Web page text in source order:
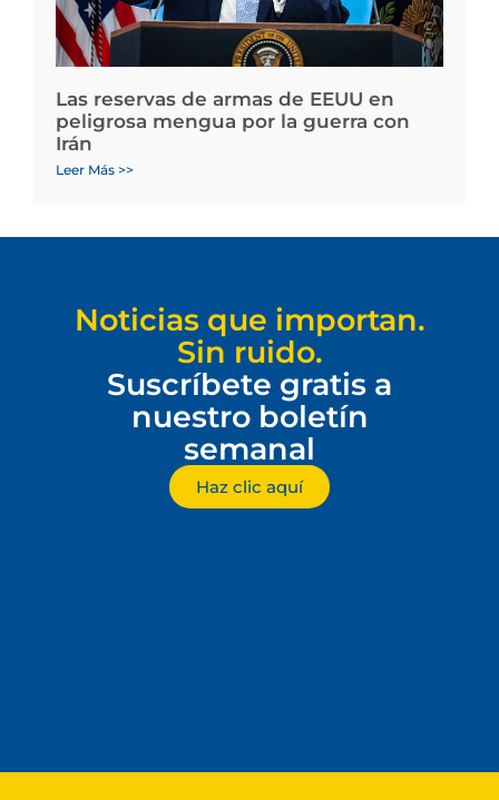
Las reservas de armas de EEUU en
peligrosa mengua por la guerra con
Irán
Leer Más >>
Noticias que importan.
Sin ruido.
Suscríbete gratis a
nuestro boletín
semanal
Haz clic aquí